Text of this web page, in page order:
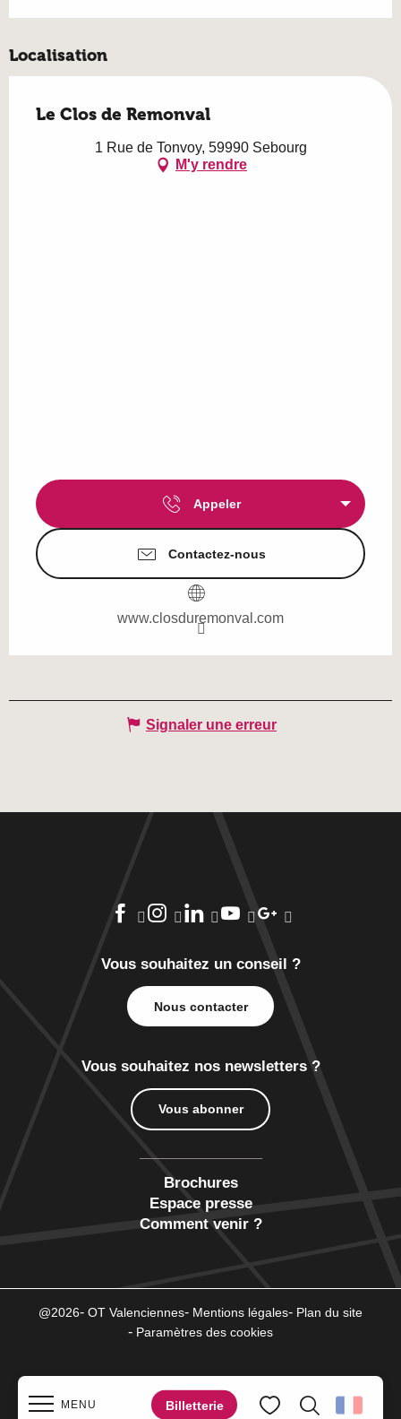
MENU Billetterie
Localisation
Le Clos de Remonval
1 Rue de Tonvoy, 59990 Sebourg
M'y rendre
Appeler
Contactez-nous
www.closduremonval.com
Signaler une erreur
Vous souhaitez un conseil ?
Nous contacter
Vous souhaitez nos newsletters ?
Vous abonner
Brochures
Espace presse
Comment venir ?
@2026 OT Valenciennes Mentions légales
Plan du site
Paramètres des cookies